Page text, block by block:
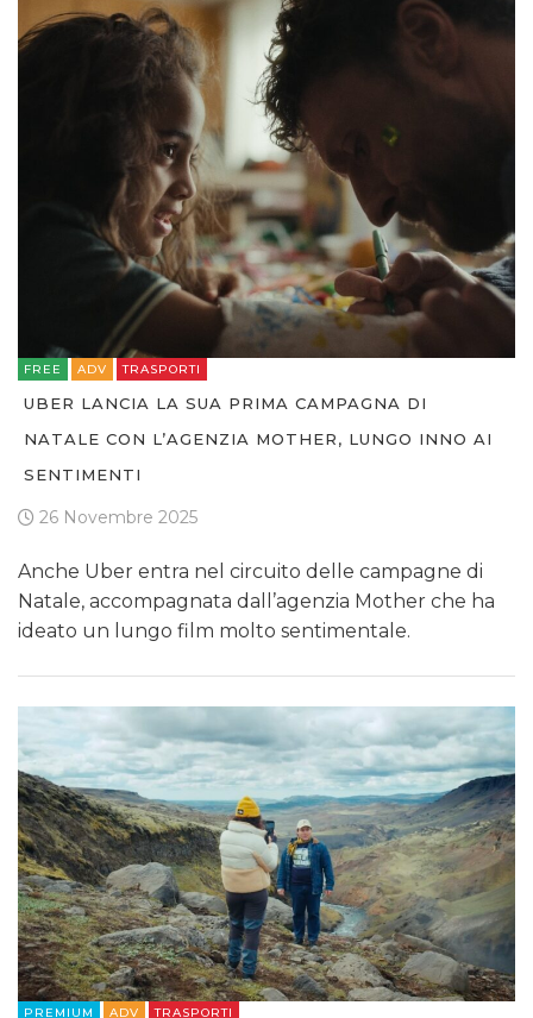
FREE ADV TRASPORTI
UBER LANCIA LA SUA PRIMA CAMPAGNA DI
NATALE CON L’AGENZIA MOTHER, LUNGO INNO AI
SENTIMENTI
26 Novembre 2025
Anche Uber entra nel circuito delle campagne di
Natale, accompagnata dall’agenzia Mother che ha
ideato un lungo film molto sentimentale.
PREMIUM ADV TRASPORTI